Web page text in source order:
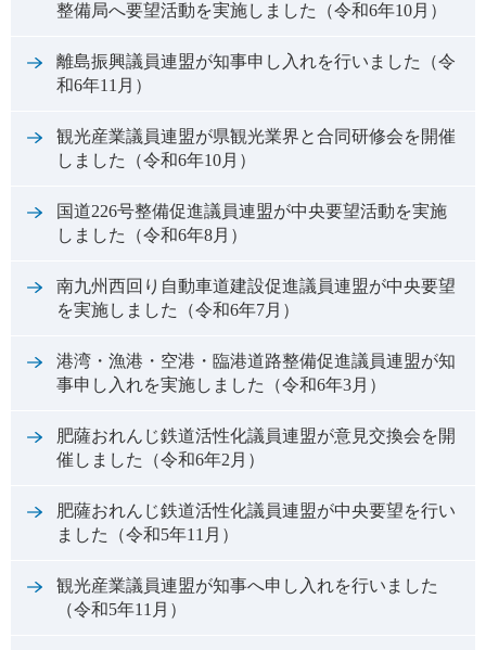
整備局へ要望活動を実施しました（令和6年10月）
離島振興議員連盟が知事申し入れを行いました（令
和6年11月）
観光産業議員連盟が県観光業界と合同研修会を開催
しました（令和6年10月）
国道226号整備促進議員連盟が中央要望活動を実施
しました（令和6年8月）
南九州西回り自動車道建設促進議員連盟が中央要望
を実施しました（令和6年7月）
港湾・漁港・空港・臨港道路整備促進議員連盟が知
事申し入れを実施しました（令和6年3月）
肥薩おれんじ鉄道活性化議員連盟が意見交換会を開
催しました（令和6年2月）
肥薩おれんじ鉄道活性化議員連盟が中央要望を行い
ました（令和5年11月）
観光産業議員連盟が知事へ申し入れを行いました
（令和5年11月）